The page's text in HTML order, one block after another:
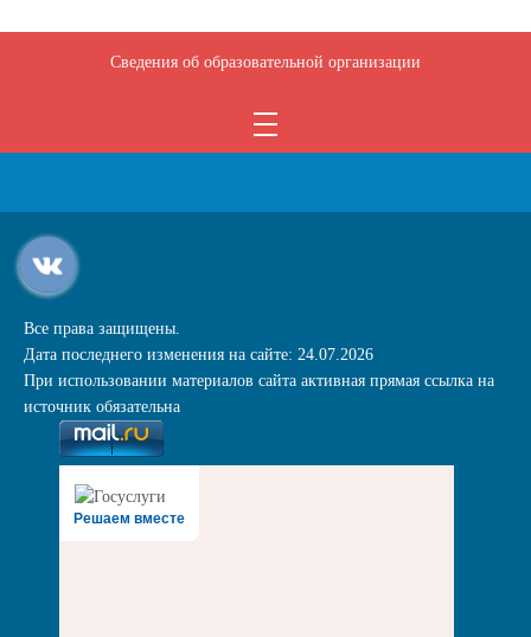
Сведения об образовательной организации
Все права защищены.
Дата последнего изменения на сайте: 24.07.2026
При использовании материалов сайта активная прямая ссылка на
источник обязательна
Решаем вместе